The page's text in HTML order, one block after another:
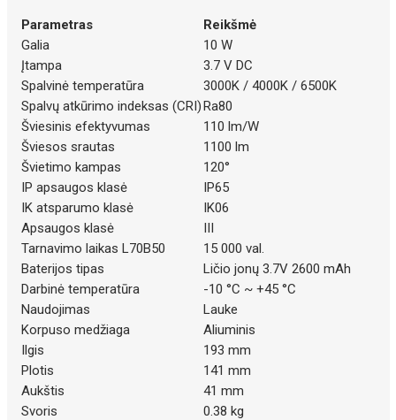
Parametras
Reikšmė
Galia
10 W
Įtampa
3.7 V DC
Spalvinė temperatūra
3000K / 4000K / 6500K
Spalvų atkūrimo indeksas (CRI)Ra80
Šviesinis efektyvumas
110 lm/W
Šviesos srautas
1100 lm
Švietimo kampas
120°
IP apsaugos klasė
IP65
IK atsparumo klasė
IK06
Apsaugos klasė
III
Tarnavimo laikas L70B50
15 000 val.
Baterijos tipas
Ličio jonų 3.7V 2600 mAh
Darbinė temperatūra
-10 °C ~ +45 °C
Naudojimas
Lauke
Korpuso medžiaga
Aliuminis
Ilgis
193 mm
Plotis
141 mm
Aukštis
41 mm
Svoris
0.38 kg